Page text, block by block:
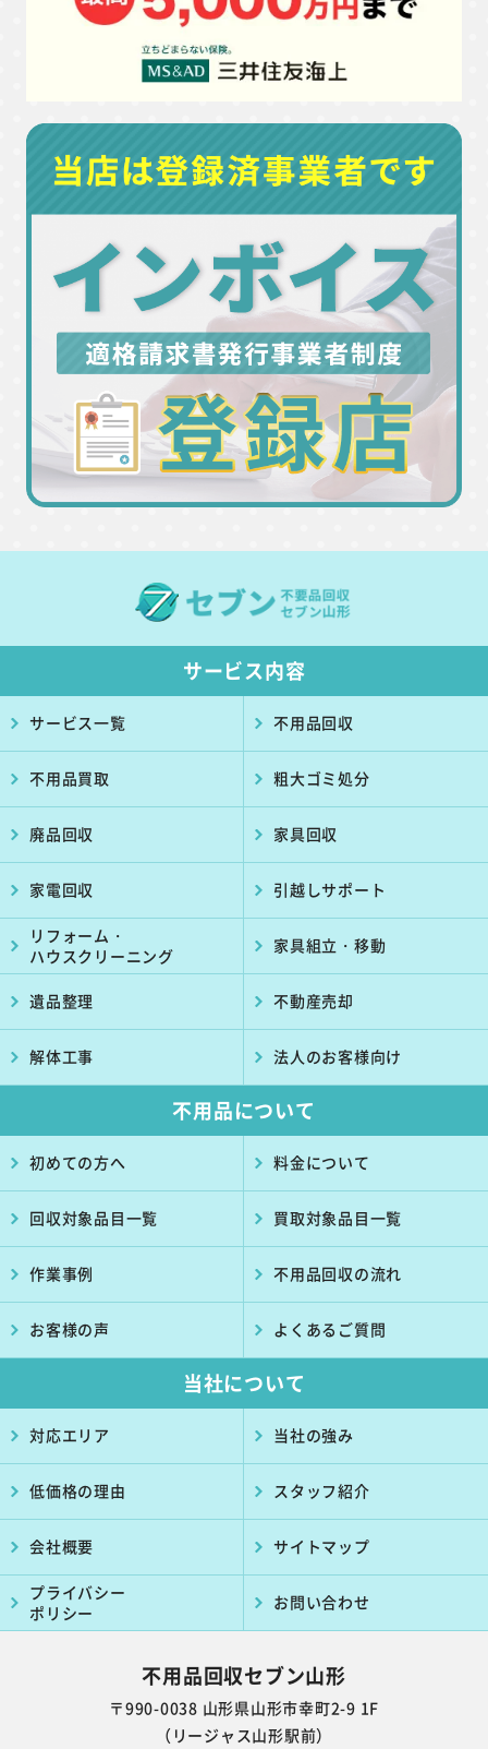
サービス内容
サービス一覧 不用品回収
不用品買取 粗大ゴミ処分
廃品回収 家具回収
家電回収 引越しサポート
リフォーム・
ハウスクリーニング
家具組立・移動
遺品整理 不動産売却
解体工事 法人のお客様向け
不用品について
初めての方へ 料金について
回収対象品目一覧 買取対象品目一覧
作業事例 不用品回収の流れ
お客様の声 よくあるご質問
当社について
対応エリア 当社の強み
低価格の理由 スタッフ紹介
会社概要 サイトマップ
プライバシー
ポリシー
お問い合わせ
不用品回収セブン山形
〒990-0038 山形県山形市幸町2-9 1F
（リージャス山形駅前）